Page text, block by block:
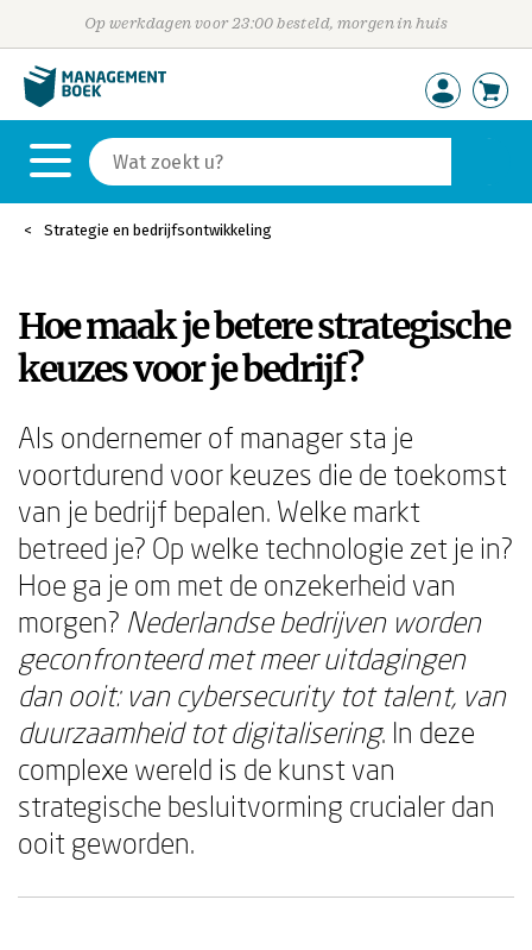
Op werkdagen voor 23:00 besteld, morgen in huis
Strategie en bedrijfsontwikkeling
Hoe maak je betere strategische
keuzes voor je bedrijf?
Als ondernemer of manager sta je
voortdurend voor keuzes die de toekomst
van je bedrijf bepalen. Welke markt
betreed je? Op welke technologie zet je in?
Hoe ga je om met de onzekerheid van
morgen? Nederlandse bedrijven worden
geconfronteerd met meer uitdagingen
dan ooit: van cybersecurity tot talent, van
duurzaamheid tot digitalisering. In deze
complexe wereld is de kunst van
strategische besluitvorming crucialer dan
ooit geworden.